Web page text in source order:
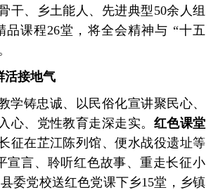
干、乡土能人、先进典型50余人组
课程26堂，将全会精神与 “十五
活接地气
学铸忠诚、以民俗化宣讲聚民心、
心、党性教育走深走实。 红色课堂
征在芷江陈列馆、便水战役遗址等
宣言、聆听红色故事、重走长征小
委党校送红色党课下乡15堂，乡镇